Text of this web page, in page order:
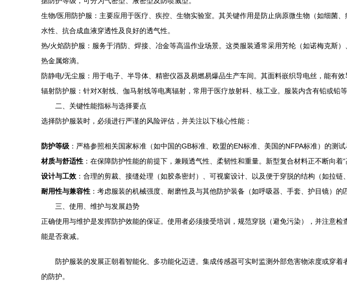
生物/医用防护服：主要应用于医疗、疾控、生物实验室。其关键作用是防止病原微生物（如细菌
水性、抗合成血液穿透性及良好的透气性。
热/火焰防护服：服务于消防、焊接、冶金等高温作业场景。这类服装通常采用芳纶（如诺梅克斯
热金属熔滴。
防静电/无尘服：用于电子、半导体、精密仪器及易燃易爆品生产车间。其面料嵌织导电丝，能有
辐射防护服：针对X射线、伽马射线等电离辐射，常用于医疗放射科、核工业。服装内含有铅或铅
二、关键性能指标与选择要点
选择防护服装时，必须进行严谨的风险评估，并关注以下核心性能：
防护等级 ：严格参照相关国家标准（如中国的GB标准、欧盟的EN标准、美国的NFPA标准）的测
材质与舒适性 ：在保障防护性能的前提下，兼顾透气性、柔韧性和重量。新型复合材料正不断向着
设计与工效 ：合理的剪裁、接缝处理（如胶条密封）、可视窗设计、以及便于穿脱的结构（如拉
耐用性与兼容性 ：考虑服装的机械强度、耐磨性及与其他防护装备（如呼吸器、手套、护目镜）的
三、使用、维护与发展趋势
正确使用与维护是发挥防护效能的保证。使用者必须接受培训，规范穿脱（避免污染），并注意
能是否衰减。
防护服装的发展正朝着智能化、多功能化迈进。集成传感器可实时监测外部危害物浓度或穿
的防护。